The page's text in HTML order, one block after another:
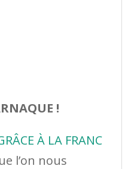
!
À LA FRANC
l’on nous